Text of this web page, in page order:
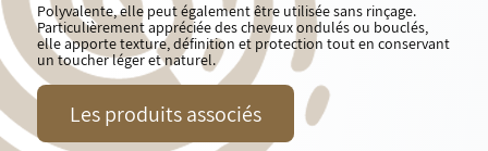
Polyvalente, elle peut également être utilisée sans rinçage.
Particulièrement appréciée des cheveux ondulés ou bouclés,
elle apporte texture, définition et protection tout en conservant
un toucher léger et naturel.
Les produits associés